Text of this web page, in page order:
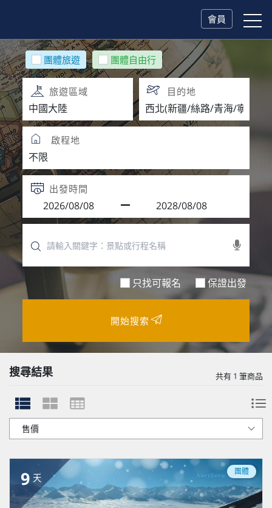
會員
團體旅遊 團體自由行
旅遊區域 目的地
啟程地
出發時間
只找可報名 保證出發
開始搜索
搜尋結果 共有 1 筆商品
9 天
團體